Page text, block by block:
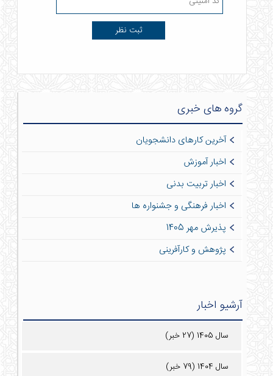
گروه های خبری
آخرین کارهای دانشجویان
اخبار آموزش
اخبار تربیت بدنی
اخبار فرهنگی و جشنواره ها
پذیرش مهر 1405
پژوهش و کارآفرینی
آرشیو اخبار
سال 1405 (27 خبر)
سال 1404 (79 خبر)